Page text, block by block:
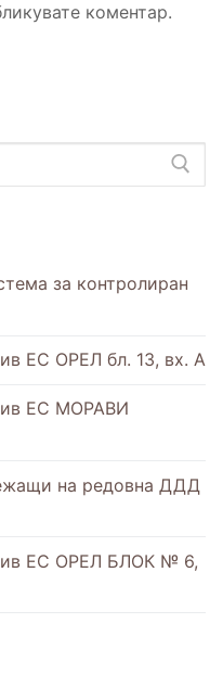
протоколи от
на
коментар.
за контролиран
ЕС ОРЕЛ бл. 13, вх. А
ЕС МОРАВИ
на редовна ДДД
ЕС ОРЕЛ БЛОК № 6,